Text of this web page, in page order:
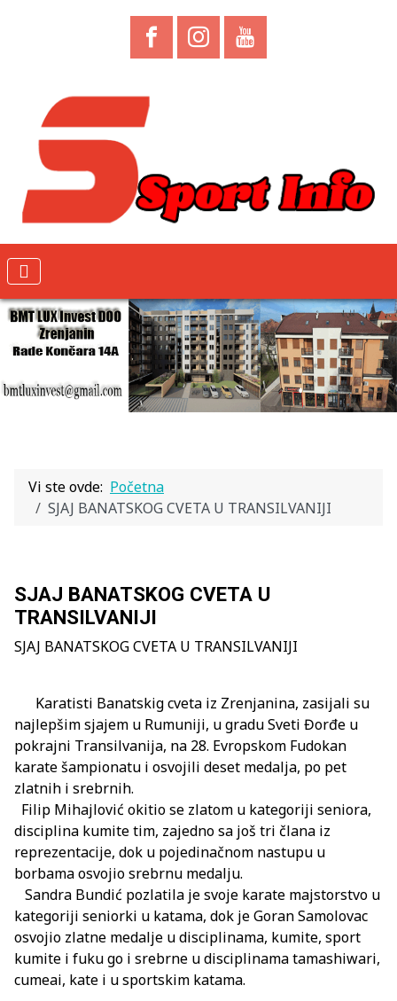
Vi ste ovde: Početna
SJAJ BANATSKOG CVETA U TRANSILVANIJI
SJAJ BANATSKOG CVETA U
TRANSILVANIJI
SJAJ BANATSKOG CVETA U TRANSILVANIJI
Karatisti Banatskig cveta iz Zrenjanina, zasijali su
najlepšim sjajem u Rumuniji, u gradu Sveti Đorđe u
pokrajni Transilvanija, na 28. Evropskom Fudokan
karate šampionatu i osvojili deset medalja, po pet
zlatnih i srebrnih.
Filip Mihajlović okitio se zlatom u kategoriji seniora,
disciplina kumite tim, zajedno sa još tri člana iz
reprezentacije, dok u pojedinačnom nastupu u
borbama osvojio srebrnu medalju.
Sandra Bundić pozlatila je svoje karate majstorstvo u
kategoriji seniorki u katama, dok je Goran Samolovac
osvojio zlatne medalje u disciplinama, kumite, sport
kumite i fuku go i srebrne u disciplinama tamashiwari,
cumeai, kate i u sportskim katama.